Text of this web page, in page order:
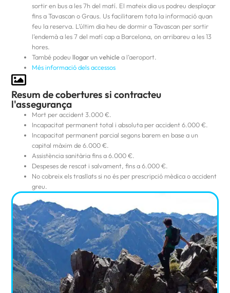
sortir en bus a les 7h del matí. El mateix dia us podreu desplaçar
fins a Tavascan o Graus. Us facilitarem tota la informació quan
feu la reserva. L’últim dia heu de dormir a Tavascan per sortir
l’endemà a les 7 del matí cap a Barcelona, on arribareu a les 13
hores.
També podeu llogar un vehiclea l’aeroport.
Més informació dels accessos
Resum de cobertures si contracteu
l'assegurança
Mort per accident 3.000 €.
Incapacitat permanent total i absoluta per accident 6.000 €.
Incapacitat permanent parcial segons barem en base a un
capital màxim de 6.000 €.
Assistència sanitària fins a 6.000 €.
Despeses de rescat i salvament, fins a 6.000 €.
No cobreix els trasllats si no és per prescripció mèdica o accident
greu.